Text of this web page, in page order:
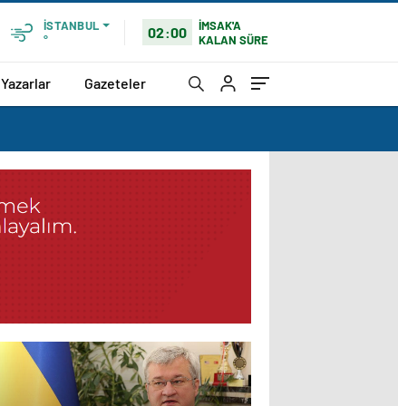
İSTANBUL
°
02:00
İMSAK'A
KALAN SÜRE
Yazarlar Gazeteler